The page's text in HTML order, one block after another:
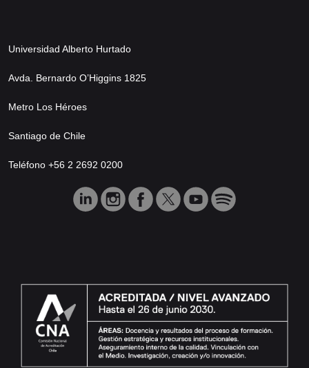
Universidad Alberto Hurtado
Avda. Bernardo O’Higgins 1825
Metro Los Héroes
Santiago de Chile
Teléfono +56 2 2692 0200